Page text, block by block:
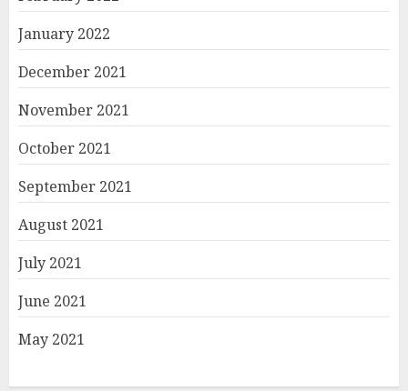
January 2022
December 2021
November 2021
October 2021
September 2021
August 2021
July 2021
June 2021
May 2021